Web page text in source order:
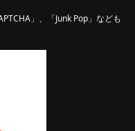
」、「Junk Pop」なども